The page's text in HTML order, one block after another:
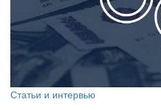
Статьи и интервью